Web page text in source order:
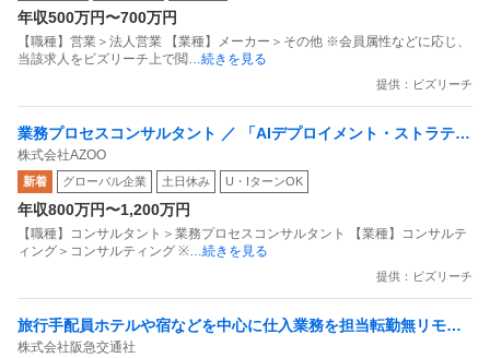
年収500万円〜700万円
【職種】営業＞法人営業 【業種】メーカー＞その他 ※会員属性などに応じ、
当該求人をビズリーチ上で閲…続きを見る
提供：ビズリーチ
業務プロセスコンサルタント ／ 「AIデプロイメント・ストラテジ
スト」京都発グローバルSaaS企業／AI導入の「最後の1マイル」
を現場で埋める新規事業リード（リモート併用可）
株式会社AZOO
新着 グローバル企業 土日休み U・IターンOK
年収800万円〜1,200万円
【職種】コンサルタント＞業務プロセスコンサルタント 【業種】コンサルテ
ィング＞コンサルティング ※…続きを見る
提供：ビズリーチ
旅行手配員ホテルや宿などを中心に仕入業務を担当転勤無リモー
ト可・土日祝休・フレックス
株式会社阪急交通社